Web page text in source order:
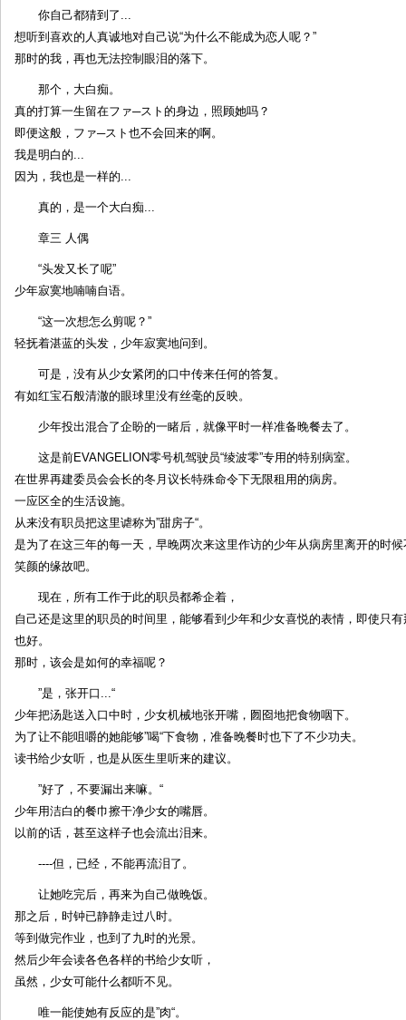
你自己都猜到了...
想听到喜欢的人真诚地对自己说“为什么不能成为恋人呢？”
那时的我，再也无法控制眼泪的落下。
那个，大白痴。
真的打算一生留在ファ─スト的身边，照顾她吗？
即便这般，ファ─スト也不会回来的啊。
我是明白的...
因为，我也是一样的...
真的，是一个大白痴...
章三 人偶
“头发又长了呢”
少年寂寞地喃喃自语。
“这一次想怎么剪呢？”
轻抚着湛蓝的头发，少年寂寞地问到。
可是，没有从少女紧闭的口中传来任何的答复。
有如红宝石般清澈的眼球里没有丝毫的反映。
少年投出混合了企盼的一睹后，就像平时一样准备晚餐去了。
这是前EVANGELION零号机驾驶员“绫波零”专用的特别病室。
在世界再建委员会会长的冬月议长特殊命令下无限租用的病房。
一应区全的生活设施。
从来没有职员把这里谑称为”甜房子“。
是为了在这三年的每一天，早晚两次来这里作访的少年从病房里离开的时
笑颜的缘故吧。
现在，所有工作于此的职员都希企着，
自己还是这里的职员的时间里，能够看到少年和少女喜悦的表情，即使只
也好。
那时，该会是如何的幸福呢？
”是，张开口...“
少年把汤匙送入口中时，少女机械地张开嘴，囫囵地把食物咽下。
为了让不能咀嚼的她能够”喝“下食物，准备晚餐时也下了不少功夫。
读书给少女听，也是从医生里听来的建议。
”好了，不要漏出来嘛。“
少年用洁白的餐巾擦干净少女的嘴唇。
以前的话，甚至这样子也会流出泪来。
----但，已经，不能再流泪了。
让她吃完后，再来为自己做晚饭。
那之后，时钟已静静走过八时。
等到做完作业，也到了九时的光景。
然后少年会读各色各样的书给少女听，
虽然，少女可能什么都听不见。
唯一能使她有反应的是”肉“。